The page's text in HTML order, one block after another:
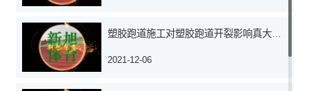
塑胶跑道施工对塑胶跑道开裂影响真大，和塑胶跑道价格有关吗？
2021-12-06